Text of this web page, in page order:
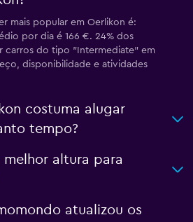
mais popular em Oerlikon é:
por dia é 166 €. 24% dos
carros do tipo "Intermediate" em
disponibilidade e atividades
costuma alugar
tempo?
altura para
atualizou os